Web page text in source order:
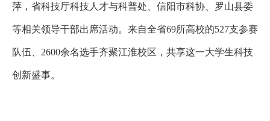
萍，省科技厅科技人才与科普处、信阳市科协、罗山县委
等相关领导干部出席活动。来自全省69所高校的527支参赛
队伍、2600余名选手齐聚江淮校区，共享这一大学生科技
创新盛事。